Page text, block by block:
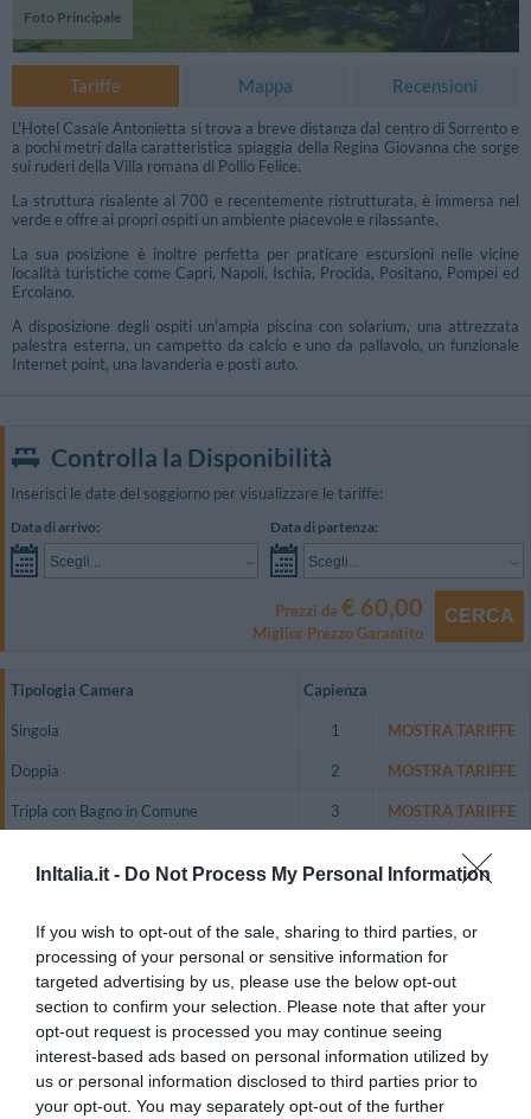
InItalia.it - Do Not Process My Personal Information
If you wish to opt-out of the sale, sharing to third parties, or
processing of your personal or sensitive information for
targeted advertising by us, please use the below opt-out
section to confirm your selection. Please note that after your
opt-out request is processed you may continue seeing
interest-based ads based on personal information utilized by
us or personal information disclosed to third parties prior to
your opt-out. You may separately opt-out of the further
Foto Principale
Tariffe Mappa Recensioni
L'Hotel Casale Antonietta si trova a breve distanza dal centro di Sorrento e
a pochi metri dalla caratteristica spiaggia della Regina Giovanna che sorge
sui ruderi della Villa romana di Pollio Felice.
La struttura risalente al 700 e recentemente ristrutturata, è immersa nel
verde e offre ai propri ospiti un ambiente piacevole e rilassante.
La sua posizione è inoltre perfetta per praticare escursioni nelle vicine
località turistiche come Capri, Napoli, Ischia, Procida, Positano, Pompei ed
Ercolano.
A disposizione degli ospiti un'ampia piscina con solarium, una attrezzata
palestra esterna, un campetto da calcio e uno da pallavolo, un funzionale
Internet point, una lavanderia e posti auto.
Controlla la Disponibilità
Inserisci le date del soggiorno per visualizzare le tariffe:
Data di arrivo:
Scegli...
Data di partenza:
Scegli...
Prezzi da € 60,00
Miglior Prezzo Garantito
CERCA
Tipologia Camera Capienza
Singola 1 MOSTRA TARIFFE
Doppia 2 MOSTRA TARIFFE
Tripla con Bagno in Comune 3 MOSTRA TARIFFE
MOSTRA TARIFFE
Le camere, ampie e luminose, sono dotate di TV color satellitare, telefono
con linea diretta, minibar, aria condizionata, connessione Wi-Fi a Internet,
terrazzo con vista mare o giardino attrezzato, bagno privato con doccia.
Camere disponibili: Singola, Doppia, Tripla con Bagno in Comune,
Quadrupla con Bagno in Comune, Matrimoniale - Mansarda.